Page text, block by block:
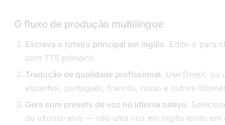
O fluxo de produção multilíngue
Escreva o roteiro principal em inglês. Edite-o para
com TTS primeiro.
Tradução de qualidade profissional. Use DeepL ou
espanhol, português, francês, russo e outros
Gere com presets de voz no idioma nativo.
do idioma-alvo — não uma voz em inglês lendo em